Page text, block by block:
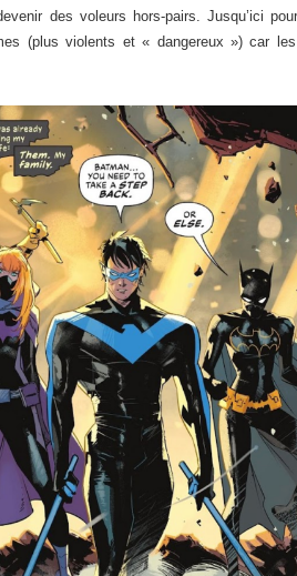
des voleurs hors-pairs. Jusqu’ici
(plus violents et « dangereux ») car